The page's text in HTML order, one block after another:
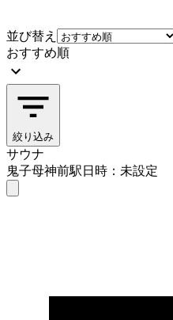
並び替え
おすすめ順
絞り込み
サウナ
鬼子母神前駅日時：未設定